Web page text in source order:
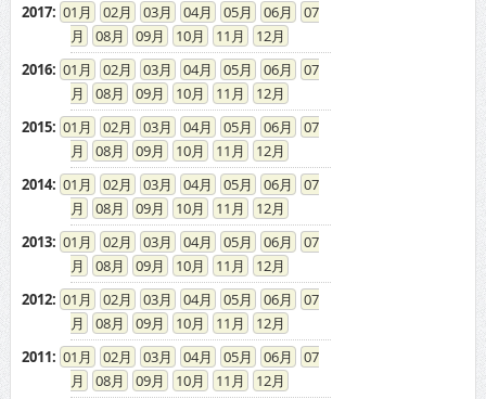
2017: 01 02 03 04 05 06
07
08
09 10 11
12
2016: 01 02 03 04 05 06
07
08
09 10 11
12
2015: 01 02 03 04 05 06
07
08
09 10 11
12
2014: 01 02 03 04 05 06
07
08
09 10 11
12
2013: 01 02 03 04 05 06
07
08
09 10 11
12
2012: 01 02 03 04 05 06
07
08
09 10 11
12
2011: 01 02 03 04 05 06
07
08
09 10 11
12